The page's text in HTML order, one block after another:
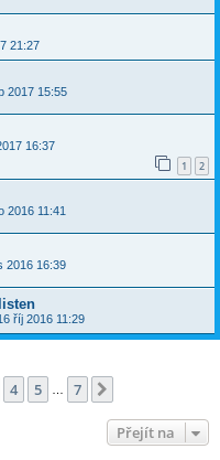
21:27
2017 15:55
16:37
1 2
2016 11:41
2016 16:39
říj 2016 11:29
4 5 7
Přejít na